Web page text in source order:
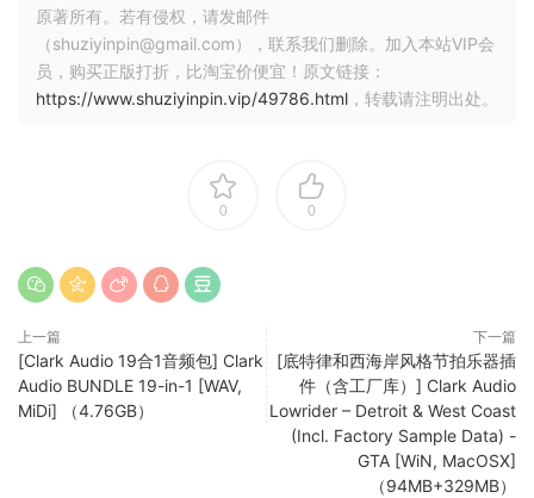
原著所有。若有侵权，请发邮件
（shuziyinpin@gmail.com），联系我们删除。加入本站VIP会
员，购买正版打折，比淘宝价便宜！原文链接：
https://www.shuziyinpin.vip/49786.html ，转载请注明出处。
0 0
上一篇
[Clark Audio 19合1音频包] Clark
Audio BUNDLE 19-in-1 [WAV,
MiDi] （4.76GB）
下一篇
[底特律和西海岸风格节拍乐器插
件（含工厂库）] Clark Audio
Lowrider – Detroit & West Coast
(Incl. Factory Sample Data) -
GTA [WiN, MacOSX]
（94MB+329MB）